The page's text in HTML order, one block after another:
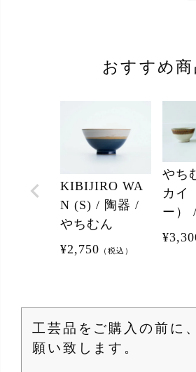
おすすめ商
KIBIJIRO WA
N (S) / 陶器 /
やちむん
¥2,750 （税込）
やち
カイ
ー）
¥
工芸品をご購入の前に
願い致します。